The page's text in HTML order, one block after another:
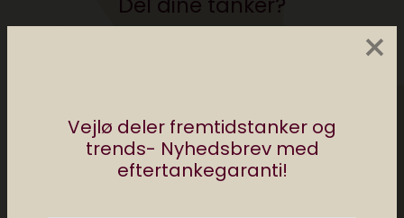
Vejlø deler fremtidstanker og
trends- Nyhedsbrev med
eftertankegaranti!
×